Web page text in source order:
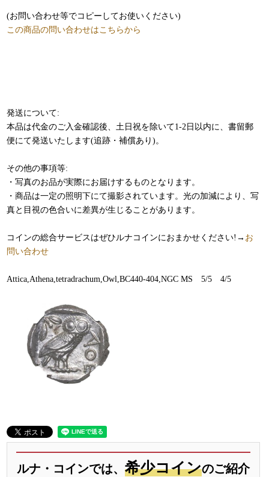
(お問い合わせ等でコピーしてお使いください)
この商品の問い合わせはこちらから
発送について:
本品は代金のご入金確認後、土日祝を除いて1-2日以内に、書留郵
便にて発送いたします(追跡・補償あり)。
その他の事項等:
・写真のお品が実際にお届けするものとなります。
・商品は一定の照明下にて撮影されています。光の加減により、写
真と目視の色合いに差異が生じることがあります。
コインの総合サービスはぜひルナコインにおまかせください!→ お
問い合わせ
Attica,Athena,tetradrachum,Owl,BC440-404,NGC MS 5/5 4/5
ルナ・コインでは、 希少コインのご紹介